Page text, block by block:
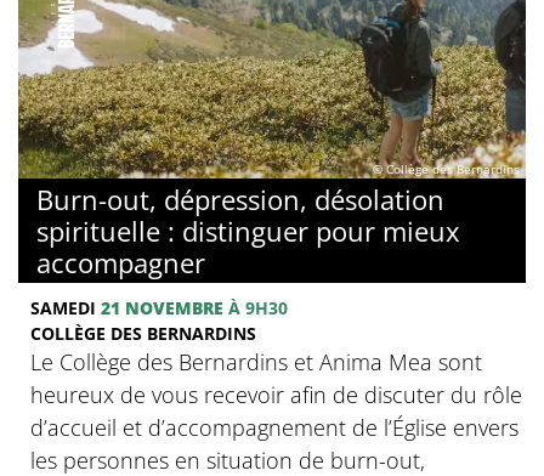
© Collège des Bernardins
Burn-out, dépression, désolation
spirituelle : distinguer pour mieux
accompagner
SAMEDI 21 NOVEMBRE À 9H30
COLLÈGE DES BERNARDINS
Le Collège des Bernardins et Anima Mea sont
heureux de vous recevoir afin de discuter du rôle
d’accueil et d’accompagnement de l’Église envers
les personnes en situation de burn-out,